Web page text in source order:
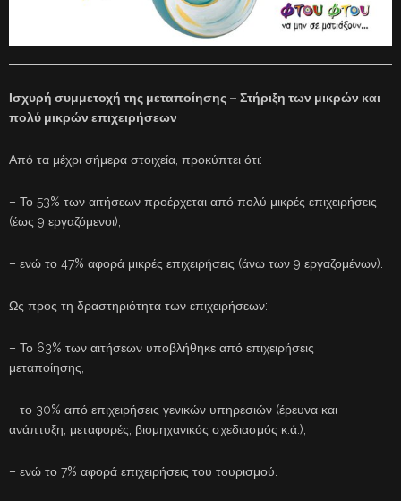
Ισχυρή συμμετοχή της μεταποίησης – Στήριξη των μικρών και
πολύ μικρών επιχειρήσεων
Από τα μέχρι σήμερα στοιχεία, προκύπτει ότι:
– Το 53% των αιτήσεων προέρχεται από πολύ μικρές επιχειρήσεις
(έως 9 εργαζόμενοι),
– ενώ το 47% αφορά μικρές επιχειρήσεις (άνω των 9 εργαζομένων).
Ως προς τη δραστηριότητα των επιχειρήσεων:
– Το 63% των αιτήσεων υποβλήθηκε από επιχειρήσεις
μεταποίησης,
– το 30% από επιχειρήσεις γενικών υπηρεσιών (έρευνα και
ανάπτυξη, μεταφορές, βιομηχανικός σχεδιασμός κ.ά.),
– ενώ το 7% αφορά επιχειρήσεις του τουρισμού.